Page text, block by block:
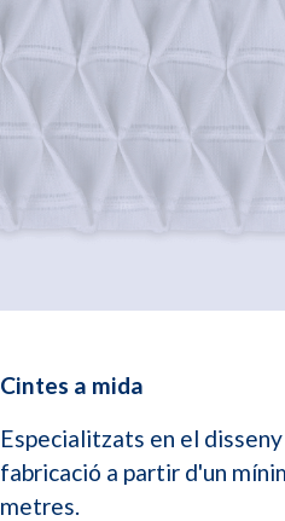
Cintes a mida
Especialitzats en el
fabricació a partir d'un
metres.